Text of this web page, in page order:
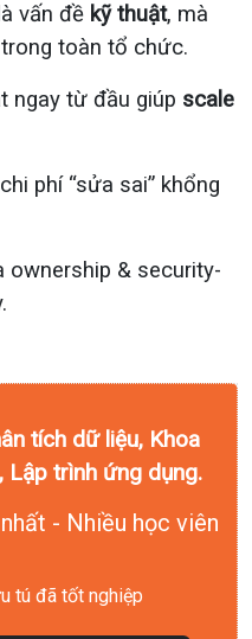
vấn đề kỹ thuật, mà
trong toàn tổ chức.
ngay từ đầu giúp scale
phí “sửa sai” khổng
ownership & security-
tích dữ liệu, Khoa
Lập trình ứng dụng.
- Nhiều học viên
tú đã tốt nghiệp